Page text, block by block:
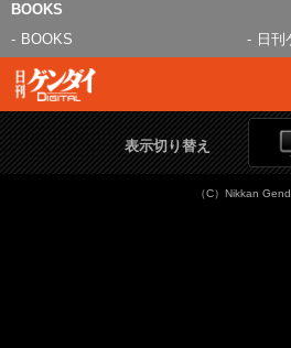
BOOKS
BOOKS
日刊
表示切り替え
（C）Nikkan